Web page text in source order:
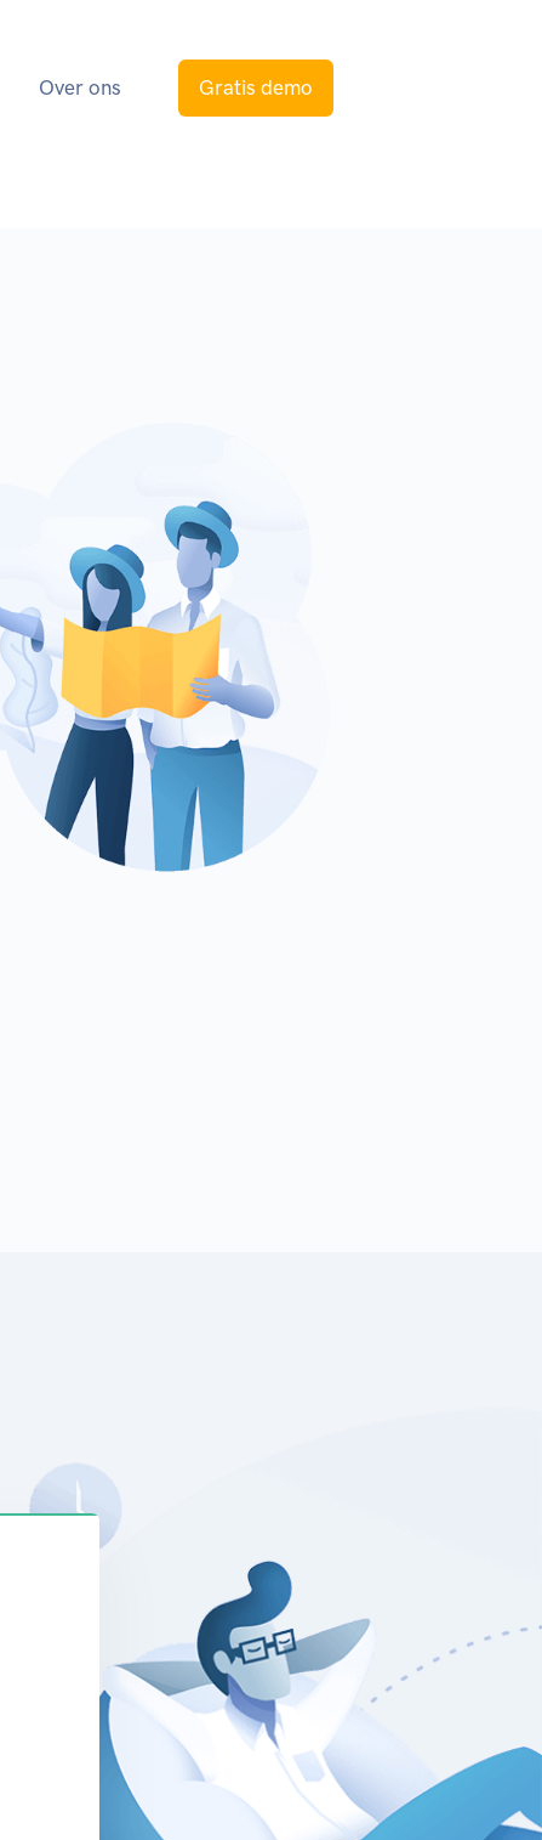
Over ons Gratis demo